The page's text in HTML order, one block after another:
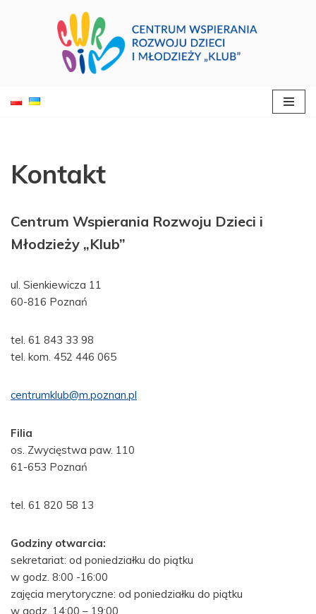
Kontakt
Centrum Wspierania Rozwoju Dzieci i
Młodzieży „Klub”
ul. Sienkiewicza 11
60-816 Poznań
tel. 61 843 33 98
tel. kom. 452 446 065
centrumklub@m.poznan.pl
Filia
os. Zwycięstwa paw. 110
61-653 Poznań
tel. 61 820 58 13
Godziny otwarcia:
sekretariat: od poniedziałku do piątku
w godz. 8:00 -16:00
zajęcia merytoryczne: od poniedziałku do piątku
w godz. 14:00 – 19:00